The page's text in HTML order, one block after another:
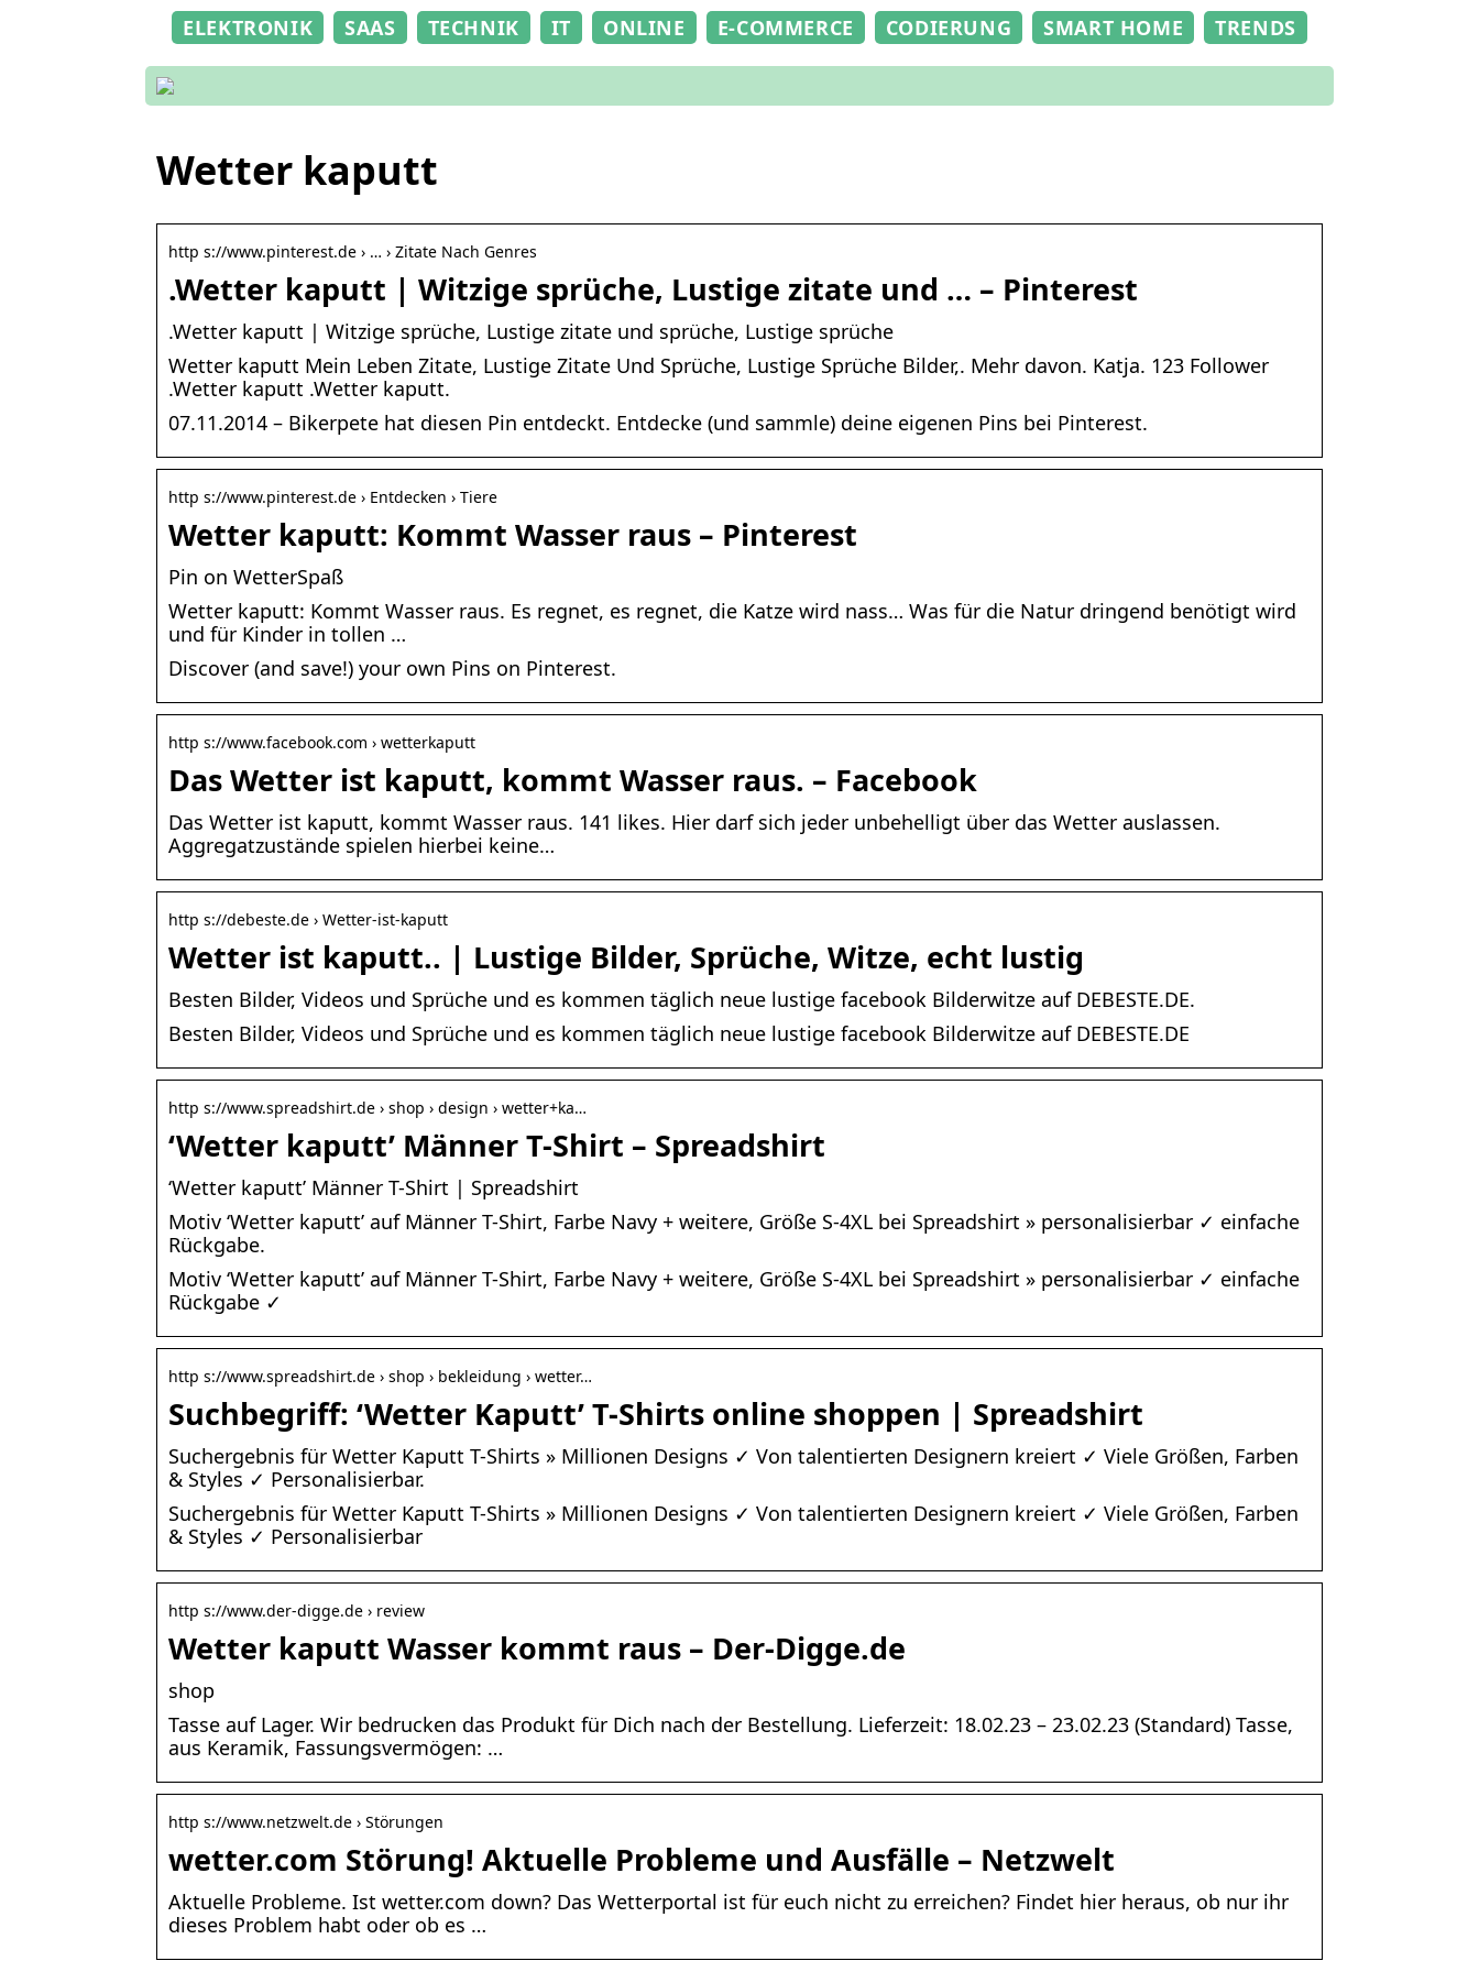
ELEKTRONIK SAAS TECHNIK IT ONLINE E-COMMERCE CODIERUNG SMART HOME TRENDS
Wetter kaputt
http s://www.pinterest.de › … › Zitate Nach Genres
.Wetter kaputt | Witzige sprüche, Lustige zitate und … – Pinterest
.Wetter kaputt | Witzige sprüche, Lustige zitate und sprüche, Lustige sprüche
Wetter kaputt Mein Leben Zitate, Lustige Zitate Und Sprüche, Lustige Sprüche Bilder,. Mehr davon. Katja. 123 Follower
.Wetter kaputt .Wetter kaputt.
07.11.2014 – Bikerpete hat diesen Pin entdeckt. Entdecke (und sammle) deine eigenen Pins bei Pinterest.
http s://www.pinterest.de › Entdecken › Tiere
Wetter kaputt: Kommt Wasser raus – Pinterest
Pin on WetterSpaß
Wetter kaputt: Kommt Wasser raus. Es regnet, es regnet, die Katze wird nass… Was für die Natur dringend benötigt wird
und für Kinder in tollen …
Discover (and save!) your own Pins on Pinterest.
http s://www.facebook.com › wetterkaputt
Das Wetter ist kaputt, kommt Wasser raus. – Facebook
Das Wetter ist kaputt, kommt Wasser raus. 141 likes. Hier darf sich jeder unbehelligt über das Wetter auslassen.
Aggregatzustände spielen hierbei keine…
http s://debeste.de › Wetter-ist-kaputt
Wetter ist kaputt.. | Lustige Bilder, Sprüche, Witze, echt lustig
Besten Bilder, Videos und Sprüche und es kommen täglich neue lustige facebook Bilderwitze auf DEBESTE.DE.
Besten Bilder, Videos und Sprüche und es kommen täglich neue lustige facebook Bilderwitze auf DEBESTE.DE
http s://www.spreadshirt.de › shop › design › wetter+ka…
‘Wetter kaputt’ Männer T-Shirt – Spreadshirt
‘Wetter kaputt’ Männer T-Shirt | Spreadshirt
Motiv ‘Wetter kaputt’ auf Männer T-Shirt, Farbe Navy + weitere, Größe S-4XL bei Spreadshirt » personalisierbar ✓ einfache
Rückgabe.
Motiv ‘Wetter kaputt’ auf Männer T-Shirt, Farbe Navy + weitere, Größe S-4XL bei Spreadshirt » personalisierbar ✓ einfache
Rückgabe ✓
http s://www.spreadshirt.de › shop › bekleidung › wetter…
Suchbegriff: ‘Wetter Kaputt’ T-Shirts online shoppen | Spreadshirt
Suchergebnis für Wetter Kaputt T-Shirts » Millionen Designs ✓ Von talentierten Designern kreiert ✓ Viele Größen, Farben
& Styles ✓ Personalisierbar.
Suchergebnis für Wetter Kaputt T-Shirts » Millionen Designs ✓ Von talentierten Designern kreiert ✓ Viele Größen, Farben
& Styles ✓ Personalisierbar
http s://www.der-digge.de › review
Wetter kaputt Wasser kommt raus – Der-Digge.de
shop
Tasse auf Lager. Wir bedrucken das Produkt für Dich nach der Bestellung. Lieferzeit: 18.02.23 – 23.02.23 (Standard) Tasse,
aus Keramik, Fassungsvermögen: …
http s://www.netzwelt.de › Störungen
wetter.com Störung! Aktuelle Probleme und Ausfälle – Netzwelt
Aktuelle Probleme. Ist wetter.com down? Das Wetterportal ist für euch nicht zu erreichen? Findet hier heraus, ob nur ihr
dieses Problem habt oder ob es …